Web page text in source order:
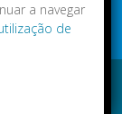
reservados.
a navegar
de